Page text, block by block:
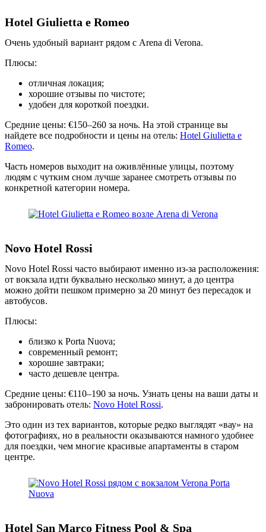
Hotel Giulietta e Romeo
Очень удобный вариант рядом с Arena di Verona.
Плюсы:
отличная локация;
хорошие отзывы по чистоте;
удобен для короткой поездки.
Средние цены: €150–260 за ночь. На этой странице вы
найдете все подробности и цены на отель: Hotel Giulietta e
Romeo.
Часть номеров выходит на оживлённые улицы, поэтому
людям с чутким сном лучше заранее смотреть отзывы по
конкретной категории номера.
Novo Hotel Rossi
Novo Hotel Rossi часто выбирают именно из-за расположения:
от вокзала идти буквально несколько минут, а до центра
можно дойти пешком примерно за 20 минут без пересадок и
автобусов.
Плюсы:
близко к Porta Nuova;
современный ремонт;
хорошие завтраки;
часто дешевле центра.
Средние цены: €110–190 за ночь. Узнать цены на ваши даты и
забронировать отель: Novo Hotel Rossi.
Это один из тех вариантов, которые редко выглядят «вау» на
фотографиях, но в реальности оказываются намного удобнее
для поездки, чем многие красивые апартаменты в старом
центре.
Hotel San Marco Fitness Pool & Spa